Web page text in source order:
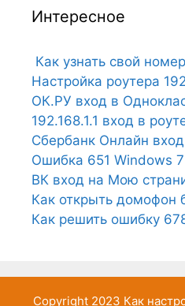
Интересное
Как узнать свой
Настройка роутера
ОК.РУ вход в
192.168.1.1 вход в
Сбербанк Онлайн вход
Ошибка 651 Windows 7
ВК вход на Мою
Как открыть домофон
Как решить ошибку
Copyright 2023 Как